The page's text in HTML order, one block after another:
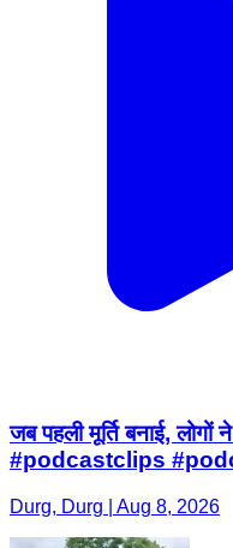
जब पहली मूर्ति बनाई,
#podcastclips
Durg, Durg | Aug 8, 2026